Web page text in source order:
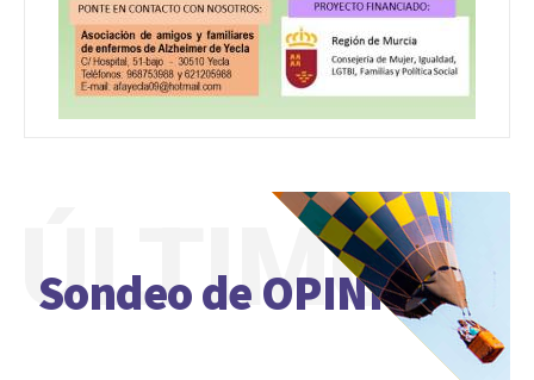
Sondeo de OPINIÓN
ÚLTIMO